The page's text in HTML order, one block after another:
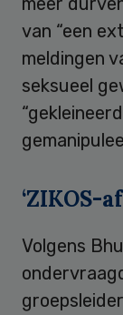
van “een
meldingen
seksueel
‘ZIKOS-
Volgens